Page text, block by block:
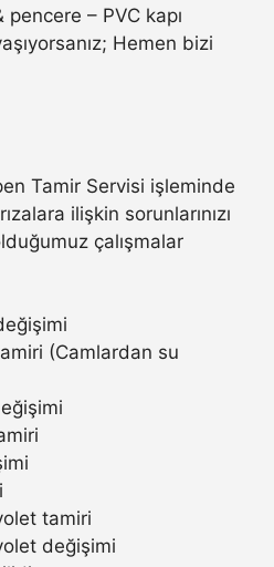
– PVC kapı
Hemen bizi
Tamir Servisi işleminde
ilişkin sorunlarınızı
çalışmalar
(Camlardan su
tamiri
değişimi